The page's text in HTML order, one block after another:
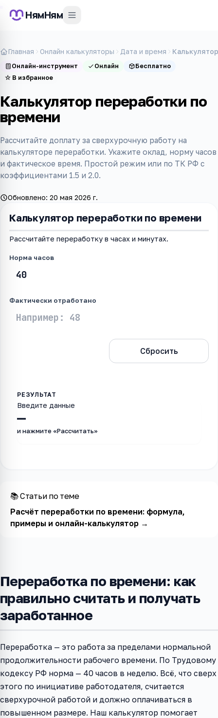
НямНям
Главная Онлайн калькуляторы Дата и время
Онлайн-инструмент Онлайн
Бесплатно
☆ В избранное
Калькулятор переработки по
времени
Рассчитайте доплату за сверхурочную работу на
калькуляторе переработки. Укажите оклад, норму часов
и фактическое время. Простой режим или по ТК РФ с
коэффициентами 1.5 и 2.0.
Обновлено: 20 мая 2026 г.
Калькулятор переработки по времени
Рассчитайте переработку в часах и минутах.
Норма часов
Фактически отработано
Сбросить
—
Введите данные
и нажмите «Рассчитать»
📚 Статьи по теме
Расчёт переработки по времени: формула,
примеры и онлайн-калькулятор→
Переработка по времени: как
правильно считать и получать
заработанное
Переработка — это работа за пределами нормальной
продолжительности рабочего времени. По Трудовому
кодексу РФ норма — 40 часов в неделю. Всё, что сверх
этого по инициативе работодателя, считается
сверхурочной работой и должно оплачиваться в
повышенном размере. Наш калькулятор помогает